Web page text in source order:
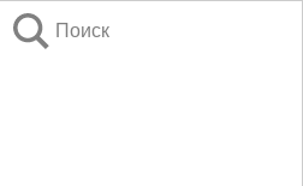
Поиск